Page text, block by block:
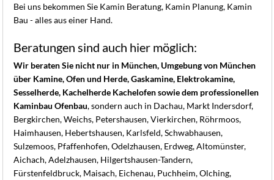
Bei uns bekommen Sie Kamin Beratung, Kamin Planung, Kamin
Bau - alles aus einer Hand.
Beratungen sind auch hier möglich:
Wir beraten Sie nicht nur in München, Umgebung von München
über Kamine, Ofen und Herde, Gaskamine, Elektrokamine,
Sesselherde, Kachelherde Kachelofen sowie dem professionellen
Kaminbau Ofenbau, sondern auch in Dachau, Markt Indersdorf,
Bergkirchen, Weichs, Petershausen, Vierkirchen, Röhrmoos,
Haimhausen, Hebertshausen, Karlsfeld, Schwabhausen,
Sulzemoos, Pfaffenhofen, Odelzhausen, Erdweg, Altomünster,
Aichach, Adelzhausen, Hilgertshausen-Tandern,
Fürstenfeldbruck, Maisach, Eichenau, Puchheim, Olching,